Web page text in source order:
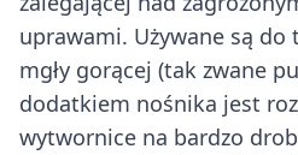
uprawami. Używane są
mgły gorącej (tak zwane
dodatkiem nośnika jest
wytwornice na bardzo